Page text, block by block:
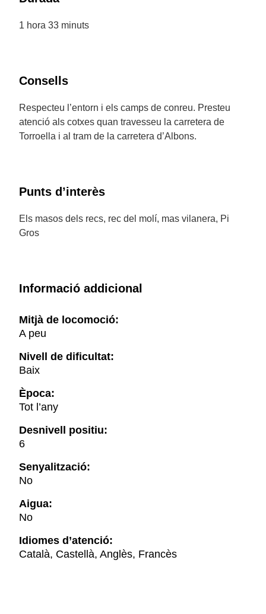
1 hora 33 minuts
Consells
Respecteu l’entorn i els camps de conreu. Presteu
atenció als cotxes quan travesseu la carretera de
Torroella i al tram de la carretera d’Albons.
Punts d’interès
Els masos dels recs, rec del molí, mas vilanera, Pi
Gros
Informació addicional
Mitjà de locomoció:
A peu
Nivell de dificultat:
Baix
Època:
Tot l’any
Desnivell positiu:
6
Senyalització:
No
Aigua:
No
Idiomes d’atenció:
Català, Castellà, Anglès, Francès